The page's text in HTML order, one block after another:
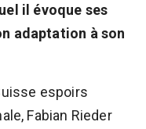
il évoque ses
adaptation à son
espoirs
Fabian Rieder